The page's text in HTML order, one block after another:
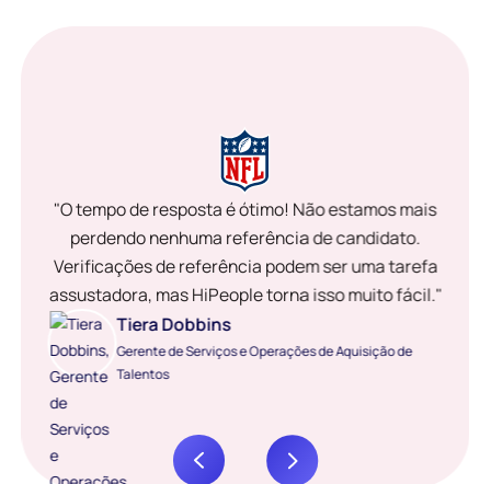
"O tempo de resposta é ótimo! Não estamos mais
perdendo nenhuma referência de candidato.
Verificações de referência podem ser uma tarefa
assustadora, mas HiPeople torna isso muito fácil."
Tiera Dobbins
Gerente de Serviços e Operações de Aquisição de
Talentos